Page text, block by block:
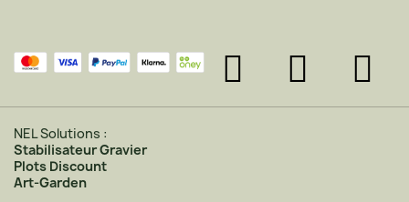
NEL Solutions :
Stabilisateur Gravier
Plots Discount
Art-Garden